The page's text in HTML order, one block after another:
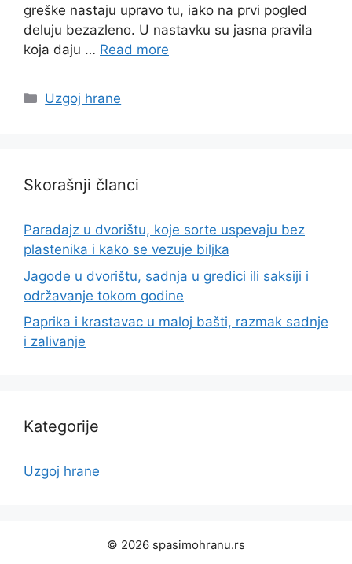
greške nastaju upravo tu, iako na prvi pogled
deluju bezazleno. U nastavku su jasna pravila
koja daju … Read more
Categories
Uzgoj hrane
Skorašnji članci
Paradajz u dvorištu, koje sorte uspevaju bez
plastenika i kako se vezuje biljka
Jagode u dvorištu, sadnja u gredici ili saksiji i
održavanje tokom godine
Paprika i krastavac u maloj bašti, razmak sadnje
i zalivanje
Kategorije
Uzgoj hrane
© 2026 spasimohranu.rs